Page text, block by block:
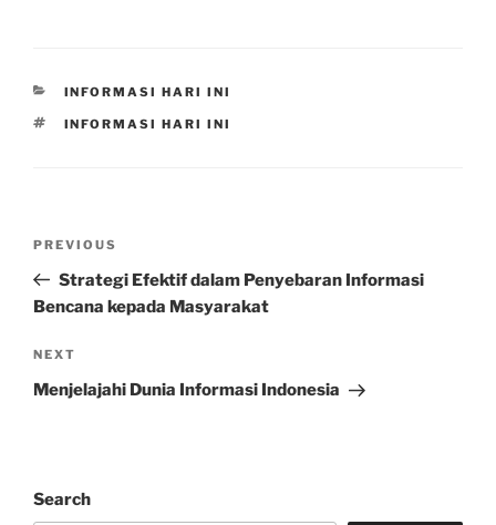
CATEGORIES
INFORMASI HARI INI
TAGS
INFORMASI HARI INI
Previous
Post
PREVIOUS
Strategi Efektif dalam Penyebaran Informasi
Bencana kepada Masyarakat
Next
Post
NEXT
Menjelajahi Dunia Informasi Indonesia
Search